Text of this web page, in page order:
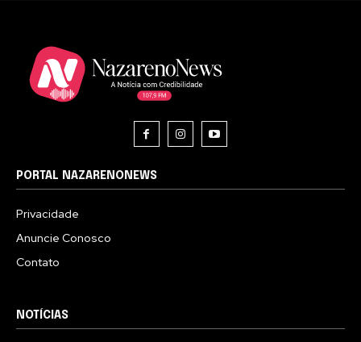
PORTAL NAZARENONEWS
Privacidade
Anuncie Conosco
Contato
NOTÍCIAS